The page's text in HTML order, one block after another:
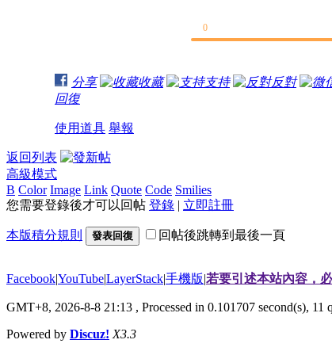
0
分享 收藏 支持 反對
回復
使用道具 舉報
返回列表
高級模式
B Color Image Link Quote Code Smilies
您需要登錄後才可以回帖 登錄 | 立即註冊
本版積分規則 發表回復 回帖後跳轉到最後一頁
Facebook|YouTube|LayerStack|手機版|若要引述本站內容，
GMT+8, 2026-8-8 21:13 , Processed in 0.101707 second(s),
Powered by Discuz! X3.3